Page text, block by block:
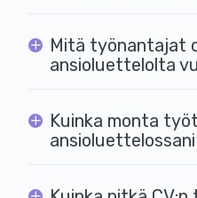
Mitä työnantajat
ansioluettelolta
Kuinka monta